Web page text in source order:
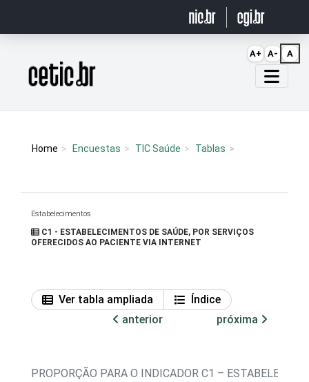
Página inicial
Home Encuestas TIC Saúde Tablas
Estabelecimentos
C1 - ESTABELECIMENTOS DE SAÚDE, POR SERVIÇOS
OFERECIDOS AO PACIENTE VIA INTERNET
Ver tabla ampliada
Índice
anterior
próxima
PROPORÇÃO PARA O INDICADOR C1 –
A+ A- A